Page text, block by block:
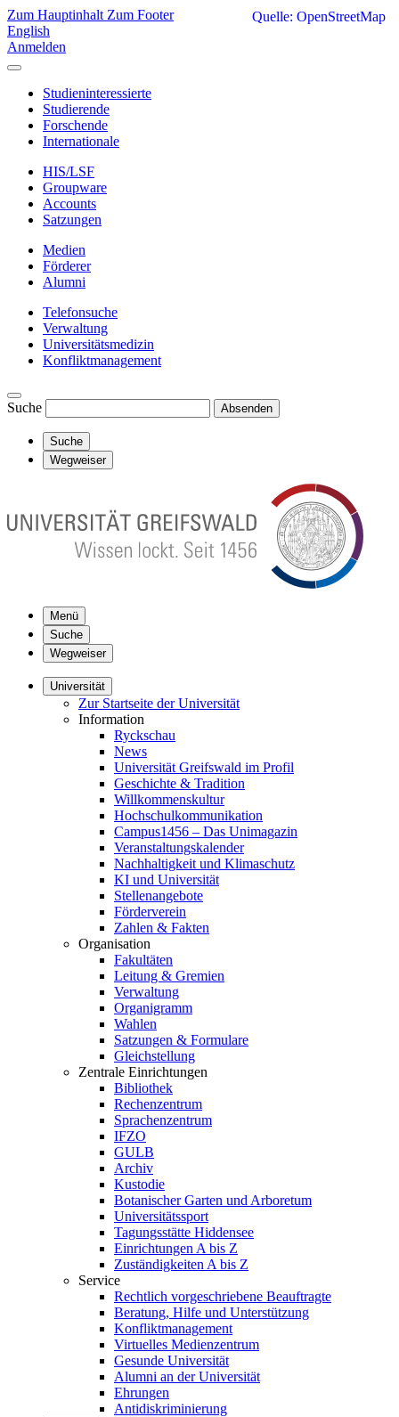
Zum Hauptinhalt Zum Footer
English
Anmelden
Studieninteressierte
Studierende
Forschende
Internationale
HIS/LSF
Groupware
Accounts
Satzungen
Medien
Förderer
Alumni
Telefonsuche
Verwaltung
Universitätsmedizin
Konfliktmanagement
Suche Absenden
Suche
Wegweiser
Menü
Suche
Wegweiser
Universität
Zur Startseite der Universität
Information
Ryckschau
News
Universität Greifswald im Profil
Geschichte & Tradition
Willkommenskultur
Hochschulkommunikation
Campus1456 – Das Unimagazin
Veranstaltungskalender
Nachhaltigkeit und Klimaschutz
KI und Universität
Stellenangebote
Förderverein
Zahlen & Fakten
Organisation
Fakultäten
Leitung & Gremien
Verwaltung
Organigramm
Wahlen
Satzungen & Formulare
Gleichstellung
Zentrale Einrichtungen
Bibliothek
Rechenzentrum
Sprachenzentrum
IFZO
GULB
Archiv
Kustodie
Botanischer Garten und Arboretum
Universitätssport
Tagungsstätte Hiddensee
Einrichtungen A bis Z
Zuständigkeiten A bis Z
Service
Rechtlich vorgeschriebene Beauftragte
Beratung, Hilfe und Unterstützung
Konfliktmanagement
Virtuelles Medienzentrum
Gesunde Universität
Alumni an der Universität
Ehrungen
Antidiskriminierung
Quelle: OpenStreetMap